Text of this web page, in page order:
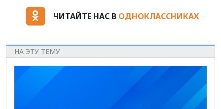
ЧИТАЙТЕ НАС В ОДНОКЛАССНИКАХ
НА ЭТУ ТЕМУ